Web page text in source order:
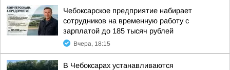
Чебоксарское предприятие набирает
сотрудников на временную работу с
зарплатой до 185 тысяч рублей
Вчера, 18:15
В Чебоксарах устанавливаются